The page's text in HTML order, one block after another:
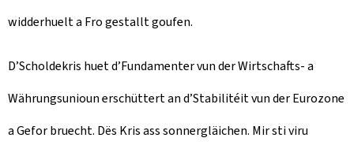
widderhuelt a Fro gestallt goufen.
D’Scholdekris huet d’Fundamenter vun der Wirtschafts- a
Währungsunioun erschüttert an d’Stabilitéit vun der Eurozone
a Gefor bruecht. Dës Kris ass sonnergläichen. Mir sti viru